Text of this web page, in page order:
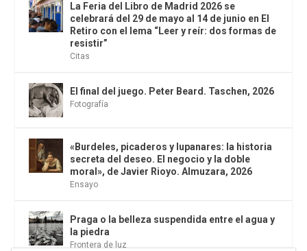
La Feria del Libro de Madrid 2026 se
celebrará del 29 de mayo al 14 de junio en El
Retiro con el lema “Leer y reír: dos formas de
resistir”
Citas
El final del juego. Peter Beard. Taschen, 2026
Fotografía
«Burdeles, picaderos y lupanares: la historia
secreta del deseo. El negocio y la doble
moral», de Javier Rioyo. Almuzara, 2026
Ensayo
Praga o la belleza suspendida entre el agua y
la piedra
Frontera de luz